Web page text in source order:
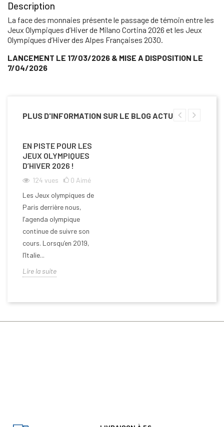
Description
La face des monnaies présente le passage de témoin entre les
Jeux Olympiques d’Hiver de Milano Cortina 2026 et les Jeux
Olympiques d’Hiver des Alpes Françaises 2030.
LANCEMENT LE 17/03/2026 & MISE A DISPOSITION LE
7/04/2026
PLUS D'INFORMATION SUR LE BLOG ACTU
EN PISTE POUR LES
JEUX OLYMPIQUES
D’HIVER 2026 !
124 vues 0 Aimé
Les Jeux olympiques de
Paris derrière nous,
l’agenda olympique
continue de suivre son
cours. Lorsqu’en 2019,
l’Italie...
Lire la suite